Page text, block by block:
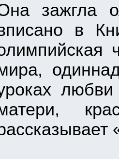
зажгла
в